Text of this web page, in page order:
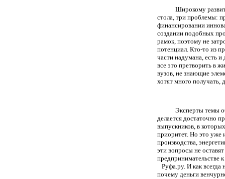
Широкому
стола, три проблемы:
финансировании
создании подобных
рамок, поэтому не
потенциал. Кто-то из
части надумана, есть
все это претворить в
вузов, не знающие
хотят много получать,
Эксперты темы
делается достаточно
выпускников, в
приоритет. Но это уже
производства,
эти вопросы не
предпринимательстве
Руфа.ру. И как всегда
почему деньги